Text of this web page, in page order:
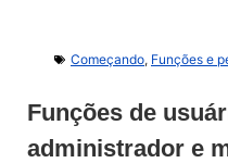
Começando, Funções e
Funções de
administrador e